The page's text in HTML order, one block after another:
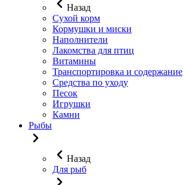
Назад
Сухой корм
Кормушки и миски
Наполнители
Лакомства для птиц
Витамины
Транспортировка и содержание
Средства по уходу
Песок
Игрушки
Камни
Рыбы
Назад
Для рыб